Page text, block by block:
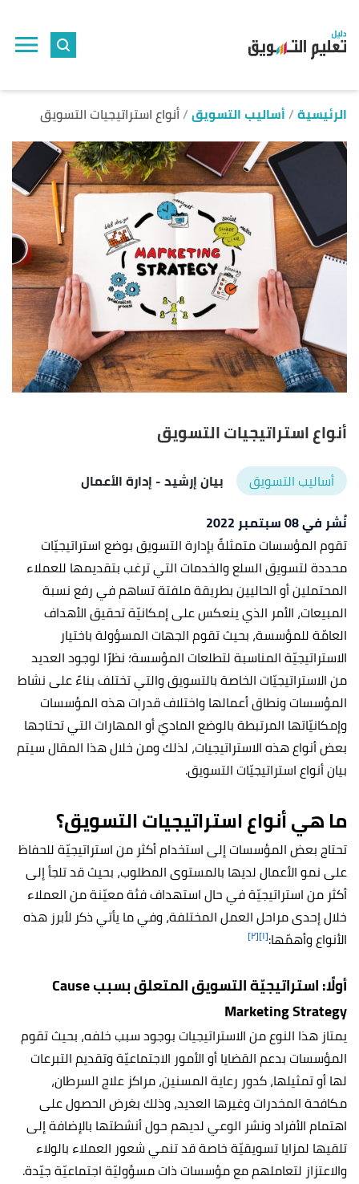
الرئيسية أساليب التسويق أنواع استراتيجيات التسويق
أنواع استراتيجيات التسويق
أساليب التسويق بيان إرشيد- إدارة الأعمال
نُشر في 08 سبتمبر 2022
تقوم المؤسسات متمثلةً بإدارة التسويق بوضع استراتيجيّات
محددة لتسويق السلع والخدمات التي ترغب بتقديمها للعملاء
المحتملين أو الحاليين بطريقة ملفتة تساهم في رفع نسبة
المبيعات، الأمر الذي ينعكس على إمكانيّة تحقيق الأهداف
العامّة للمؤسسة، بحيث تقوم الجهات المسؤولة باختيار
الاستراتيجيّة المناسبة لتطلعات المؤسسة؛ نظرًا لوجود العديد
من الاستراتيجيّات الخاصة بالتسويق والتي تختلف بناءً على نشاط
المؤسسات ونطاق أعمالها واختلاف قدرات هذه المؤسسات
وإمكانيّاتها المرتبطة بالوضع الماديّ أو المهارات التي تحتاجها
بعض أنواع هذه الاستراتيجيات، لذلك ومن خلال هذا المقال سيتم
بيان أنواع استراتيجيّات التسويق.
ما هي أنواع استراتيجيات التسويق؟
تحتاج بعض المؤسسات إلى استخدام أكثر من استراتيجيّة للحفاظ
على نمو الأعمال لديها بالمستوى المطلوب، بحيث قد تلجأ إلى
أكثر من استراتيجيّة في حال استهداف فئة معيّنة من العملاء
خلال إحدى مراحل العمل المختلفة، وفي ما يأتي ذكر لأبرز هذه
الأنواع وأهمّها:[١] [٢]
أولًا: استراتيجيّة التسويق المتعلق بسبب Cause
Marketing Strategy
يمتاز هذا النوع من الاستراتيجيات بوجود سبب خلفه، بحيث تقوم
المؤسسات بدعم القضايا أو الأمور الاجتماعيّة وتقديم التبرعات
لها أو تمثيلها، كدور رعاية المسنين، مراكز علاج السرطان،
مكافحة المخدرات وغيرها العديد، وذلك بغرض الحصول على
اهتمام الأفراد ونشر الوعي لديهم حول أنشطتها بالإضافة إلى
تلقيها لمزايا تسويقيّة خاصة قد تنمي شعور العملاء بالولاء
والاعتزاز لتعاملهم مع مؤسسات ذات مسؤوليّة اجتماعيّة جيّدة.